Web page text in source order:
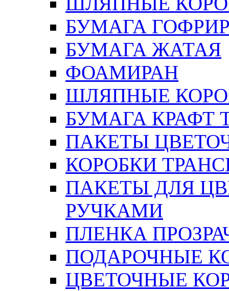
БУМАГА
БУМАГА ЖАТАЯ
ФОАМИРАН
ШЛЯПНЫЕ
БУМАГА КРАФТ
ПАКЕТЫ
КОРОБКИ
ПАКЕТЫ ДЛЯ
РУЧКАМИ
ПЛЕНКА
ПОДАРОЧНЫЕ
ЦВЕТОЧНЫЕ